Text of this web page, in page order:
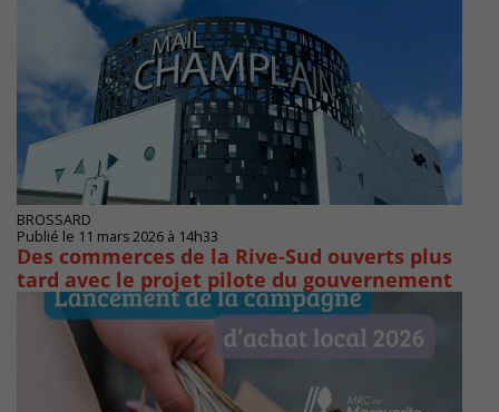
BROSSARD
Publié le 11 mars 2026 à 14h33
Des commerces de la Rive-Sud ouverts plus
tard avec le projet pilote du gouvernement